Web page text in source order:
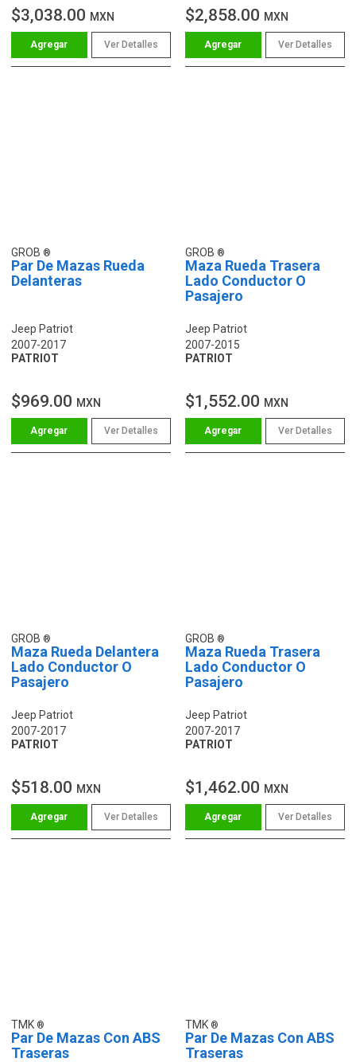
$3,038.00 MXN
Ver Detalles
$2,858.00 MXN
Ver Detalles
GROB
Par De Mazas Rueda
Delanteras
Jeep Patriot
2007-2017
PATRIOT
$969.00 MXN
Ver Detalles
GROB
Maza Rueda Trasera
Lado Conductor O
Pasajero
Jeep Patriot
2007-2015
PATRIOT
$1,552.00 MXN
Ver Detalles
GROB
Maza Rueda Delantera
Lado Conductor O
Pasajero
Jeep Patriot
2007-2017
PATRIOT
$518.00 MXN
Ver Detalles
GROB
Maza Rueda Trasera
Lado Conductor O
Pasajero
Jeep Patriot
2007-2017
PATRIOT
$1,462.00 MXN
Ver Detalles
TMK
Par De Mazas Con ABS
Traseras
TMK
Par De Mazas Con ABS
Traseras